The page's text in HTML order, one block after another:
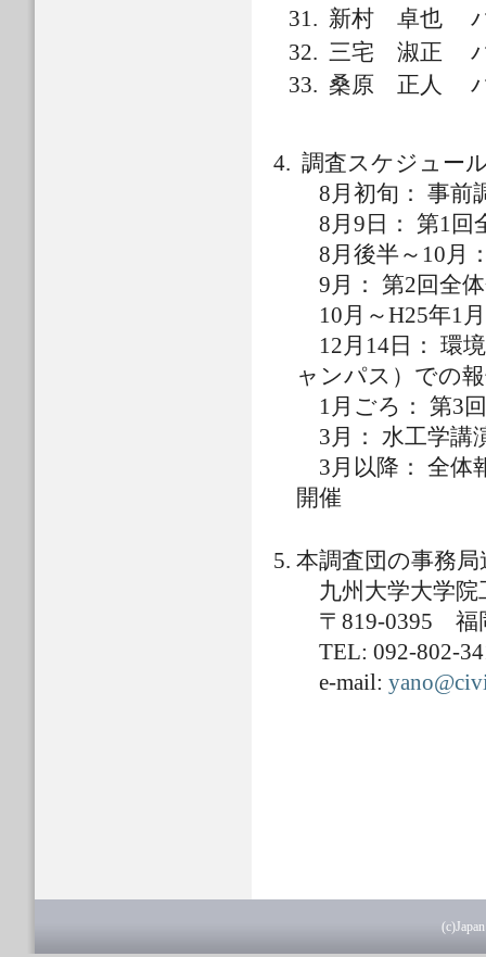
新村 卓也 パ
三宅 淑正 パ
桑原 正人 パ
調査スケジュー
8月初旬： 事前
8月9日： 第1回
8月後半～10月
9月： 第2回全
10月～H25年1
12月14日： 環
ャンパス）での
1月ごろ： 第3
3月： 水工学講
3月以降： 全体
開催
本調査団の事務局
九州大学大学院
〒819-0395 福
TEL: 092-802-
e-mail: